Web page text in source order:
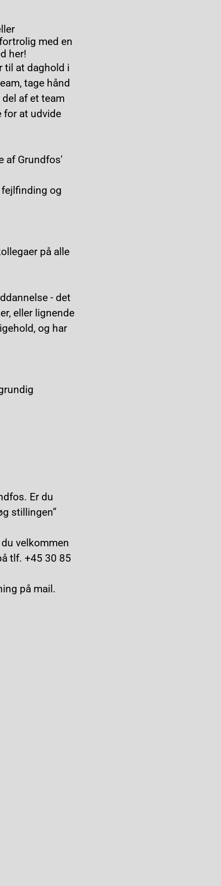
med en
her!
til at daghold i
tage hånd
af et team
for at udvide
af Grundfos'
og
på alle
- det
eller lignende
og har
Er du
stillingen”
velkommen
tlf. +45 30 85
på mail.